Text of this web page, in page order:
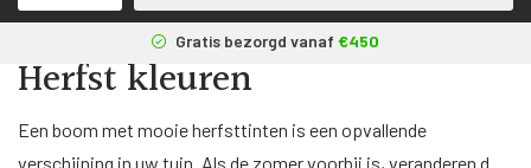
Gratis bezorgd vanaf €450
3 maandenaangroeigarantie*
Geleverd uit eigen
Terug
Herfst kleuren
Een boom met mooie herfsttinten is een opvallende
verschijning in uw tuin. Als de zomer voorbij is, veranderen de